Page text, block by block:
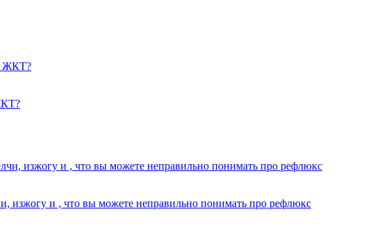
изжогу и , что вы можете неправильно понимать про рефлюкс